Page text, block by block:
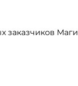
заказчиков